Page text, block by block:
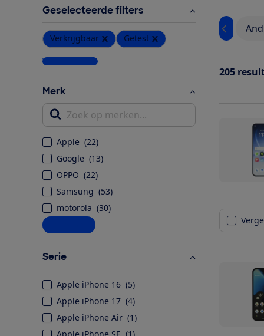
Geselecteerde filters
Verkrijgbaar Getest
Wis alle filters
Merk
Zoek op merken...
Apple (22)
Google (13)
OPPO (22)
Samsung (53)
motorola (30)
Alle opties
Serie
Apple iPhone 16 (5)
Apple iPhone 17 (4)
Apple iPhone Air (1)
Apple iPhone SE (1)
205